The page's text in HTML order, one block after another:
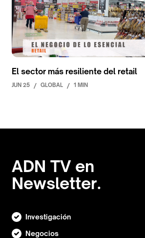
El sector más resiliente del retail
JUN 25 / GLOBAL / 1 MIN
ADN TV en
Newsletter.
Investigación
Negocios